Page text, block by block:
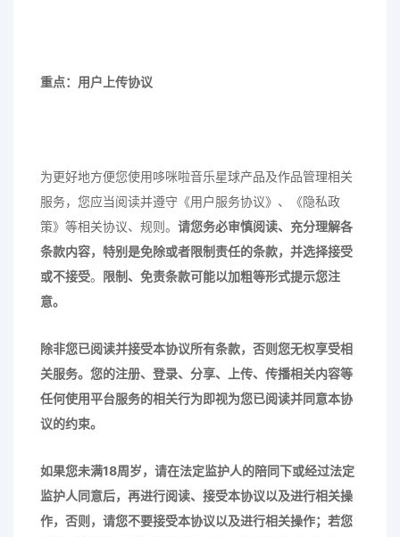
重点：用户上传协议
为更好地方便您使用哆咪啦音乐星球产品及作品管理相关
服务，您应当阅读并遵守《用户服务协议》、《隐私政
策》等相关协议、规则。 请您务必审慎阅读、充分理解各
条款内容，特别是免除或者限制责任的条款，并选择接受
或不接受。 限制、免责条款可能以加粗等形式提示您注
意。
除非您已阅读并接受本协议所有条款，否则您无权享受相
关服务。您的注册、登录、分享、上传、传播相关内容等
任何使用平台服务的相关行为即视为您已阅读并同意本协
议的约束。
如果您未满18周岁，请在法定监护人的陪同下或经过法定
监护人同意后，再进行阅读、接受本协议以及进行相关操
作，否则，请您不要接受本协议以及进行相关操作；若您